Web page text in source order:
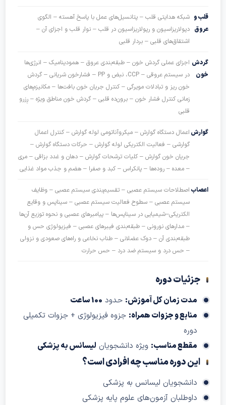
شبکه هدایتی قلب – پتانسیل‌های عمل با پاسخ آهسته – الگوی
دپولاریزاسیون و رپولاریزاسیون در قلب – نوار قلب و اجزای آن –
اشتقاق‌های قلبی – بردار قلبی
اجزای عملی گردش خون – طبقه‌بندی عروق – همودینامیک – انرژی‌ها
در سیستم عروقی – CCP، نبض و PP – فشارخون شریانی – گردش
خون ریز و تبادلات مویرگی – کنترل جریان خون بافت‌ها – مکانیزم‌های
زمانی کنترل فشار خون – برون‌ده قلبی – گردش خون مناطق ویژه – رِزرو
اعمال دستگاه گوارش – میکروآناتومی لوله گوارش – کنترل اعمال
گوارشی – فعالیت الکتریکی لوله گوارش – حرکات دستگاه گوارش –
جریان خون گوارش – کلیات ترشحات گوارش – دهان و غدد بزاقی – مری
– معده – روده‌ها – پانکراس – کبد و صفرا – هضم و جذب مواد غذایی
اصطلاحات سیستم عصبی – تقسیم‌بندی سیستم عصبی – وظایف
سیستم عصبی – سطوح فعالیت سیستم عصبی – سیناپس و وقایع
الکتریکی–شیمیایی در سیناپس‌ها – پیامبرهای عصبی و نحوه توزیع آن‌ها
– مدارهای نورونی – طبقه‌بندی فیبرهای عصبی – فیزیولوژی حس و
طبقه‌بندی آن – دوک عضلانی – طناب نخاعی و راه‌های صعودی و نزولی
– حس درد و سیستم ضد درد – حس حرارت
دوره
مدت زمان کل آموزش:حدود100 ساعت
منابع و جزوات همراه:جزوه فیزیولوژی + جزوات تکمیلی
مقطع مناسب:ویژه دانشجویانلیسانس به پزشکی
دوره مناسب چه افرادی است؟
دانشجویان لیسانس به پزشکی
داوطلبان آزمون‌های علوم پایه پزشکی